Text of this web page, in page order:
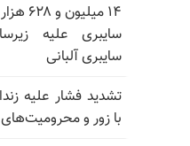
سایبری علیه
سایبری آلبانی
تشدید فشار علیه
با زور و